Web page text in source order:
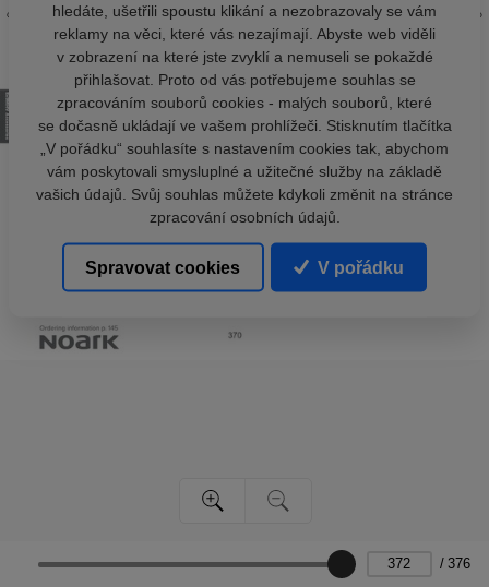
/ 376
hledáte, ušetřili spoustu klikání a nezobrazovaly se vám
reklamy na věci, které vás nezajímají. Abyste web viděli
v zobrazení na které jste zvyklí a nemuseli se pokaždé
přihlašovat. Proto od vás potřebujeme souhlas se
zpracováním souborů cookies - malých souborů, které
se dočasně ukládají ve vašem prohlížeči. Stisknutím tlačítka
„V pořádku“ souhlasíte s nastavením cookies tak, abychom
vám poskytovali smysluplné a užitečné služby na základě
vašich údajů. Svůj souhlas můžete kdykoli změnit na stránce
zpracování osobních údajů.
Spravovat cookies V pořádku